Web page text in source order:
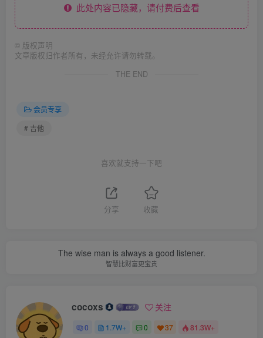
此处内容已隐藏，请付费后查看
© 版权声明
文章版权归作者所有，未经允许请勿转载。
THE END
会员专享
# 吉他
喜欢就支持一下吧
分享 收藏
The wise man is always a good listener.
智慧比财富更宝贵
cocoxs 关注
0 1.7W+ 0 37 81.3W+